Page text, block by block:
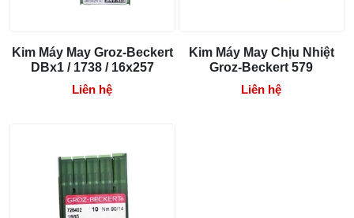
Kim Máy May Groz-Beckert
DBx1 / 1738 / 16x257
Liên hệ
Kim Máy May Chịu Nhiệt
Groz-Beckert 579
Liên hệ